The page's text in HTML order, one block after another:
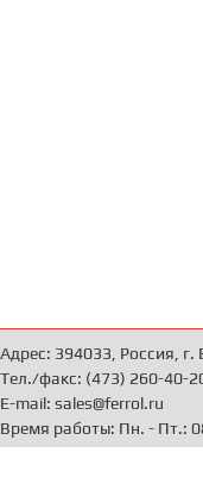
Адрес: 394033, Россия,
Тел./факс: (473) 260-40-
E-mail: sales@ferrol.ru
Время работы: Пн. - Пт.: